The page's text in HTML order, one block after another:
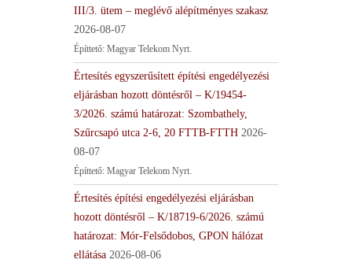
III/3. ütem – meglévő alépítményes szakasz
2026-08-07
Építtető: Magyar Telekom Nyrt.
Értesítés egyszerűsített építési engedélyezési
eljárásban hozott döntésről – K/19454-
3/2026. számú határozat: Szombathely,
Szűrcsapó utca 2-6, 20 FTTB-FTTH 2026-
08-07
Építtető: Magyar Telekom Nyrt.
Értesítés építési engedélyezési eljárásban
hozott döntésről – K/18719-6/2026. számú
határozat: Mór-Felsődobos, GPON hálózat
ellátása 2026-08-06